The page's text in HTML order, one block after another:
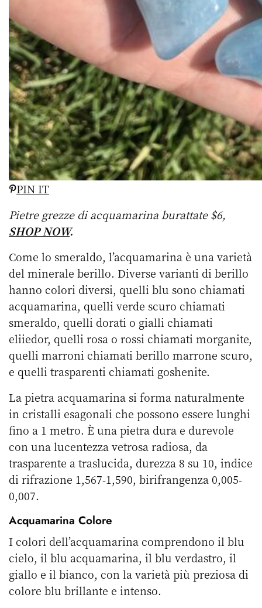
PIN IT
Pietre grezze di acquamarina burattate $6,
SHOP NOW.
Come lo smeraldo, l’acquamarina è una varietà
del minerale berillo. Diverse varianti di berillo
hanno colori diversi, quelli blu sono chiamati
acquamarina, quelli verde scuro chiamati
smeraldo, quelli dorati o gialli chiamati
eliiedor, quelli rosa o rossi chiamati morganite,
quelli marroni chiamati berillo marrone scuro,
e quelli trasparenti chiamati goshenite.
La pietra acquamarina si forma naturalmente
in cristalli esagonali che possono essere lunghi
fino a 1 metro. È una pietra dura e durevole
con una lucentezza vetrosa radiosa, da
trasparente a traslucida, durezza 8 su 10, indice
di rifrazione 1,567-1,590, birifrangenza 0,005-
0,007.
Acquamarina Colore
I colori dell’acquamarina comprendono il blu
cielo, il blu acquamarina, il blu verdastro, il
giallo e il bianco, con la varietà più preziosa di
colore blu brillante e intenso.